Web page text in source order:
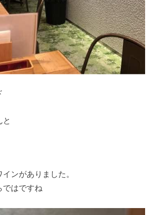
と
ンがありました。
ではですね